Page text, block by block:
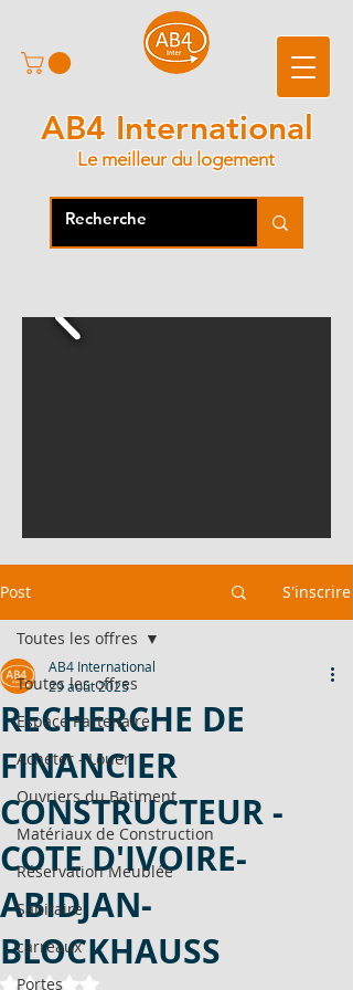
AB4 International
Le meilleur du logement
Post S'inscrire
Toutes les offres
Espace Partenaire
Acheter - Louer
Ouvriers du Batiment
Matériaux de Construction
Réservation Meublée
Sanitaire
carreaux
Portes
Toutes les offres
RECHERCHE DE
FINANCIER
CONSTRUCTEUR -
COTE D'IVOIRE-
ABIDJAN-
BLOCKHAUSS
AB4 International
29 août 2025
Noté NaN étoiles sur 5.